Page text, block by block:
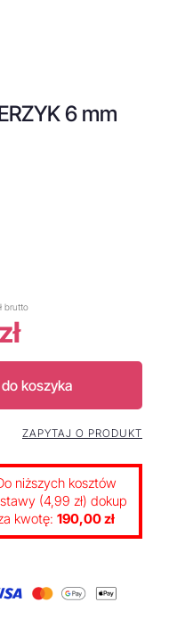
6 mm
brutto
koszyka
ZAPYTAJ O PRODUKT
niższych kosztów
(4,99 zł) dokup
kwotę: 190,00 zł